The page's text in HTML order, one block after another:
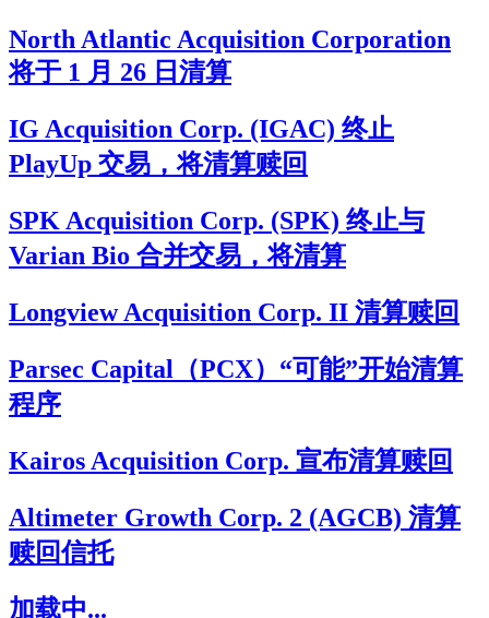
North Atlantic Acquisition Corporation
将于 1 月 26 日清算
IG Acquisition Corp. (IGAC) 终止
PlayUp 交易，将清算赎回
SPK Acquisition Corp. (SPK) 终止与
Varian Bio 合并交易，将清算
Longview Acquisition Corp. II 清算赎回
Parsec Capital（PCX）“可能”开始清算
程序
Kairos Acquisition Corp. 宣布清算赎回
Altimeter Growth Corp. 2 (AGCB) 清算
赎回信托
加载中...